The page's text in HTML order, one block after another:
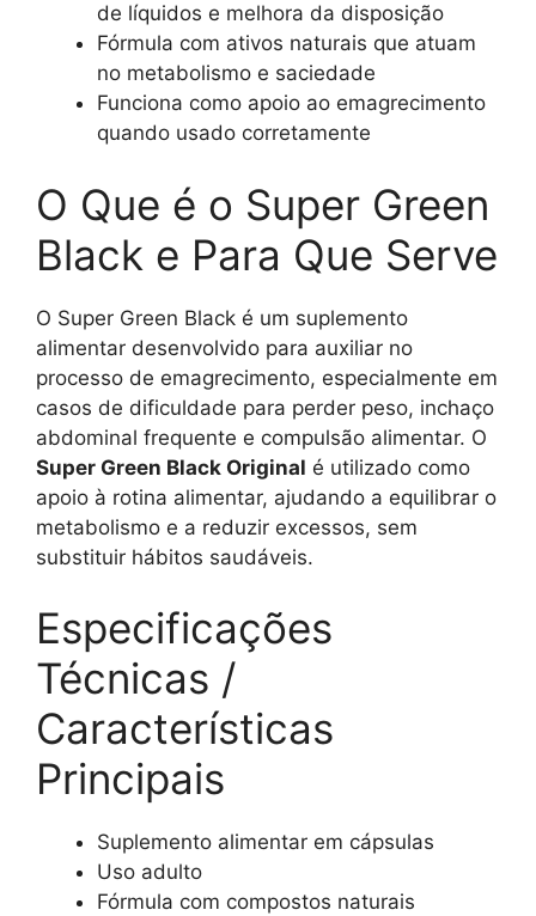
de líquidos e melhora da disposição
Fórmula com ativos naturais que atuam
no metabolismo e saciedade
Funciona como apoio ao emagrecimento
quando usado corretamente
O Que é o Super Green
Black e Para Que Serve
O Super Green Black é um suplemento
alimentar desenvolvido para auxiliar no
processo de emagrecimento, especialmente em
casos de dificuldade para perder peso, inchaço
abdominal frequente e compulsão alimentar. O
Super Green Black Original é utilizado como
apoio à rotina alimentar, ajudando a equilibrar o
metabolismo e a reduzir excessos, sem
substituir hábitos saudáveis.
Especificações
Técnicas /
Características
Principais
Suplemento alimentar em cápsulas
Uso adulto
Fórmula com compostos naturais